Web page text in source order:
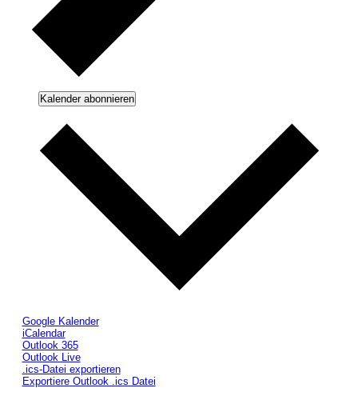
Kalender abonnieren
Google Kalender
iCalendar
Outlook 365
Outlook Live
.ics-Datei exportieren
Exportiere Outlook .ics Datei